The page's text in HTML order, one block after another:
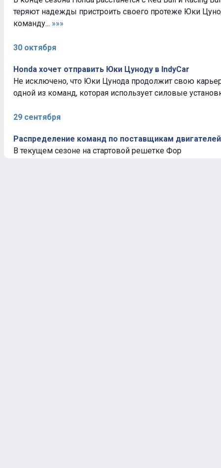
теряют надежды пристроить своего протеже Юки
команду... »»»
30 октября
Honda хочет отправить Юки Цуноду в IndyCar
Не исключено, что Юки Цунода продолжит свою
одной из команд, которая использует силовые
29 сентября
Распределение команд по поставщикам двигателей
В текущем сезоне на стартовой решетке Фор